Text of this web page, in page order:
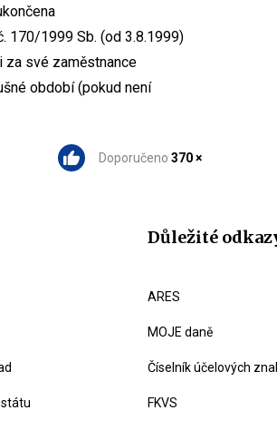
170/1999 Sb. (od 3.8.1999)
za své zaměstnance
období (pokud není
Doporučeno 370 ×
Důležité
ARES
MOJE daně
Číselník účelových
FKVS